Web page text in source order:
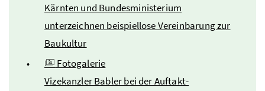
Kärnten und Bundesministerium
unterzeichnen beispiellose Vereinbarung zur
Baukultur
Fotogalerie
Vizekanzler Babler bei der Auftakt-